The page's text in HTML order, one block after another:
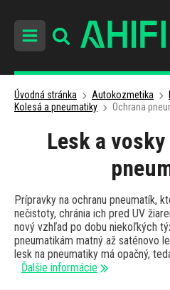
Úvodná stránka Autokozmetika
Kolesá a pneumatiky
Ochrana
Lesk a
Prípravky na ochranu pneumatík,
nečistoty, chránia ich pred UV
nový vzhľad po dobu niekoľkých
pneumatikám matný až saténovo
lesk na pneumatiky má opačný,
Ďalšie informácie